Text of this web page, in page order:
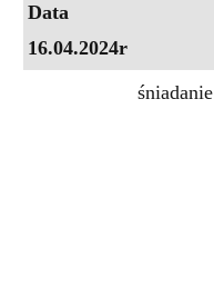
Data
16.04.2024r
śniadanie